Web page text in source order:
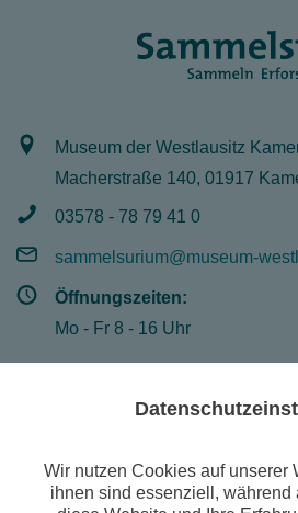
Museum der Westlausitz
Macherstraße 140, 01917
03578 - 78 79 41 0
sammelsurium@museum-
Öffnungszeiten:
Mo - Fr 8 - 16 Uhr
Publikationen
Wir nutzen Cookies auf unserer
ihnen sind essenziell, während